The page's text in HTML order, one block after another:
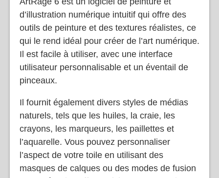
ArtRage 6 est un logiciel de peinture et
d’illustration numérique intuitif qui offre des
outils de peinture et des textures réalistes, ce
qui le rend idéal pour créer de l’art numérique.
Il est facile à utiliser, avec une interface
utilisateur personnalisable et un éventail de
pinceaux.
Il fournit également divers styles de médias
naturels, tels que les huiles, la craie, les
crayons, les marqueurs, les paillettes et
l’aquarelle. Vous pouvez personnaliser
l’aspect de votre toile en utilisant des